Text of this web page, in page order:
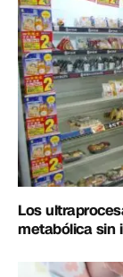
Los
metabólica sin